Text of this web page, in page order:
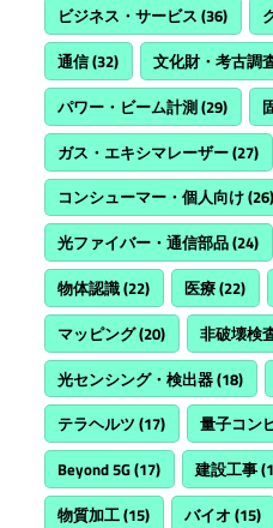
ビジネス・サービス (36)
通信(32) 文化財・考古調
パワー・ビーム計測(29)
ガス・エキシマレーザー(27)
コンシューマー・個人向け(26)
光ファイバー・通信部品(24)
物体認識(22) 医療(22)
マッピング(20) 非破壊検
光センシング・検出器(18)
テラヘルツ (17) 量子コン
Beyond 5G(17) 建設工事
物質加工(15) バイオ (15)